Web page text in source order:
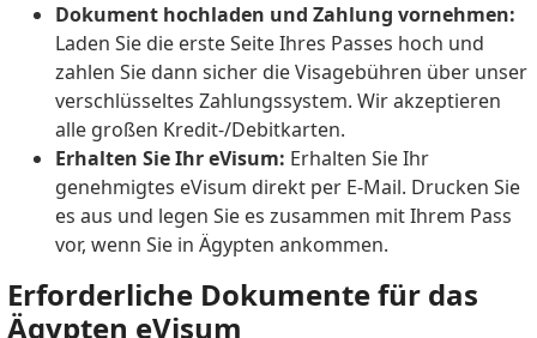
Dokument hochladen und Zahlung vornehmen:
Laden Sie die erste Seite Ihres Passes hoch und
zahlen Sie dann sicher die Visagebühren über unser
verschlüsseltes Zahlungssystem. Wir akzeptieren
alle großen Kredit-/Debitkarten.
Erhalten Sie Ihr eVisum: Erhalten Sie Ihr
genehmigtes eVisum direkt per E-Mail. Drucken Sie
es aus und legen Sie es zusammen mit Ihrem Pass
vor, wenn Sie in Ägypten ankommen.
Erforderliche Dokumente für das
Ägypten eVisum